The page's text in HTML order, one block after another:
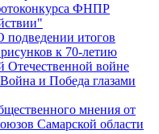
ФНПР
подведении итогов
к 70-летию
Отечественной войне
и Победа глазами
мнения от
Самарской области